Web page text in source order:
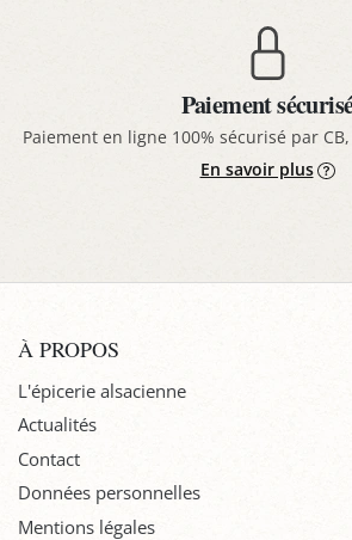
Paiement
Paiement en ligne 100% sécurisé par
En savoir plus
À PROPOS
L'épicerie alsacienne
Actualités
Contact
Données personnelles
Mentions légales